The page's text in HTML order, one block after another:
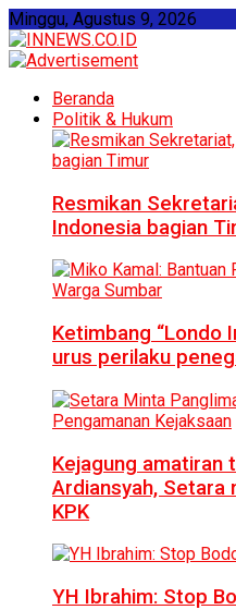
Minggu, Agustus 9, 2026
Beranda
Politik & Hukum
Resmikan
Indonesia bagian
Ketimbang “Londo
urus perilaku
Kejagung amatiran
Ardiansyah, Setara
KPK
YH Ibrahim: Stop